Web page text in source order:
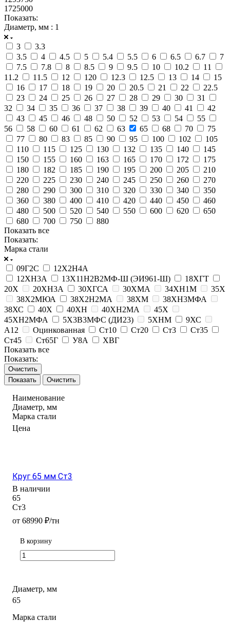
1725000
Показать:
Диаметр, мм : 1
3
3.3
3.5
4 4.5 5 5.4 5.5 6 6.5 6.7
7
7.5
7.8 8 8.5 9 9.5 10 10.2
11
11.2
11.5 12 120 12.3 12.5 13 14
15
16
17 18 19 20 20.5 21 22
22.5
23
24 25 26 27 28 29 30
31
32
34 35 36 37 38 39 40 41
42
43
45 46 48 50 52 53 54
55
56
58 60 61 62 63 65 68 70
75
77
80 83 85 90 95 100 102
105
110
115 125 130 132 135 140
145
150
155 160 163 165 170 172
175
180
182 185 190 195 200 205
210
220
225 230 240 245 250 260
270
280
290 300 310 320 330 340
350
360
380 400 410 420 440 450
460
480
500 520 540 550 600 620
650
680
700 750
880
Показать все
Показать:
Марка стали
09Г2С
12Х2Н4А
12ХН3А
13Х11Н2В2МФ-Ш (ЭИ961-Ш)
18ХГТ
20Х
20ХН3А 30ХГСА 30ХМА 34ХН1М
35Х
38Х2МЮА
38Х2Н2МА 38ХМ
38ХН3МФА
38ХС
40Х 40ХН 40ХН2МА
45Х
45ХН2МФА
5Х3В3МФС (ДИ23) 5ХНМ
9ХС
А12
Оцинкованная Ст10 Ст20 Ст3
Ст35
Ст45
Ст65Г У8А
ХВГ
Показать все
Показать:
Очистить
Очистить
Наименование
Диаметр, мм
Марка стали
Цена
Круг 65 мм Ст3
В наличии
65
Ст3
от 68990 ₽/тн
В корзину
Диаметр, мм
65
Марка стали